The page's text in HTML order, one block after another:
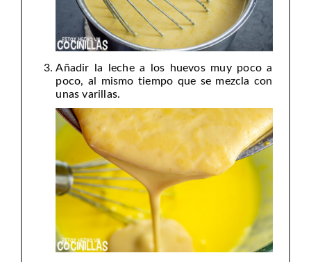
Añadir la leche a los huevos muy poco a
poco, al mismo tiempo que se mezcla con
unas varillas.